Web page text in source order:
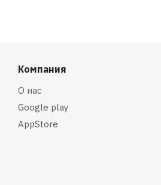
Компания
О нас
Google play
AppStore